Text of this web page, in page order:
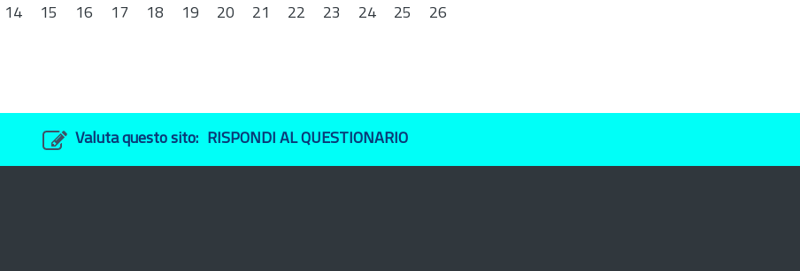
14 15 16 17 18 19 20 21 22 23 24 25
26
Valuta questo sito: RISPONDI AL QUESTIONARIO